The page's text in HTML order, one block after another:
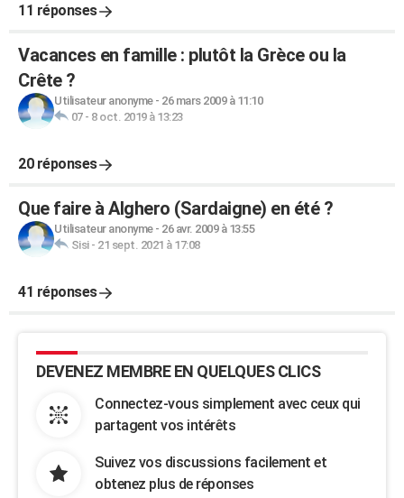
11 réponses
Vacances en famille : plutôt la Grèce ou la
Crête ?
Utilisateur anonyme- 26 mars 2009 à 11:10
07- 8 oct. 2019 à 13:23
20 réponses
Que faire à Alghero (Sardaigne) en été ?
Utilisateur anonyme- 26 avr. 2009 à 13:55
Sisi- 21 sept. 2021 à 17:08
41 réponses
DEVENEZ MEMBRE EN QUELQUES CLICS
Connectez-vous simplement avec ceux qui
partagent vos intérêts
Suivez vos discussions facilement et
obtenez plus de réponses